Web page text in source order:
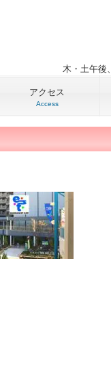
木・土午
アクセス
Access